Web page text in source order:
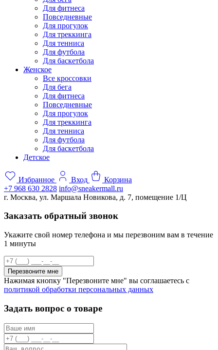
Для фитнеса
Повседневные
Для прогулок
Для треккинга
Для тенниса
Для футбола
Для баскетбола
Женское
Все кроссовки
Для бега
Для фитнеса
Повседневные
Для прогулок
Для треккинга
Для тенниса
Для футбола
Для баскетбола
Детское
Избранное Вход
Корзина
+7 968 630 2828 info@sneakermall.ru
г. Москва, ул. Маршала Новикова, д. 7, помещение 1/Ц
Заказать обратный звонок
Укажите свой номер телефона и мы перезвоним вам в течение
1 минуты
Перезвоните мне
Нажимая кнопку "Перезвоните мне" вы соглашаетесь с
политикой обработки персональных данных
Задать вопрос о товаре